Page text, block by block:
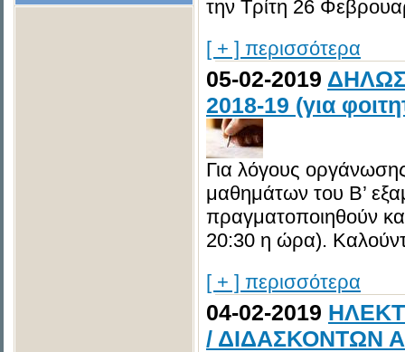
την Τρίτη 26
[ + ] περισσότερα
05-02-2019
2018-19 (για
Για λόγους
μαθημάτων του Β’
πραγματοποιηθούν
20:30 η ώρα).
[ + ] περισσότερα
04-02-2019
/ ΔΙΔΑΣΚΟΝΤΩΝ Α'